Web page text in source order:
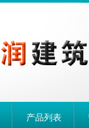
产品列表